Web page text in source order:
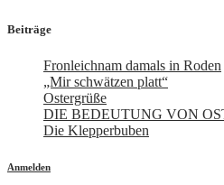
Beiträge
Fronleichnam damals in Roden
„Mir schwätzen platt“
Ostergrüße
DIE BEDEUTUNG VON
Die Klepperbuben
Anmelden